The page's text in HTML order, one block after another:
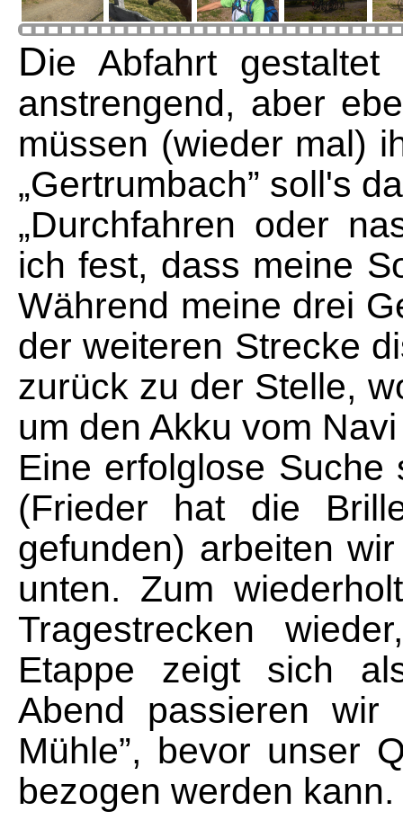
Die Abfahrt
anstrengend, aber
müssen (wieder mal)
„Gertrumbach” soll's
„Durchfahren oder
ich fest, dass meine
Während meine drei
der weiteren Strecke
zurück zu der Stelle,
um den Akku vom
Eine erfolglose Suche
(Frieder hat die
gefunden) arbeiten
unten. Zum
Tragestrecken
Etappe zeigt sich
Abend passieren wir
Mühle”, bevor unser
bezogen werden kann.